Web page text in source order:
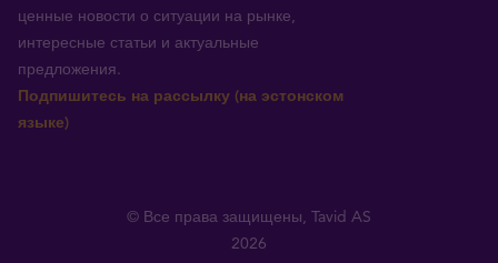
ценные новости о ситуации на рынке,
интересные статьи и актуальные
предложения.
Подпишитесь на рассылку (на эстонском
языке)
© Все права защищены, Tavid AS
2026